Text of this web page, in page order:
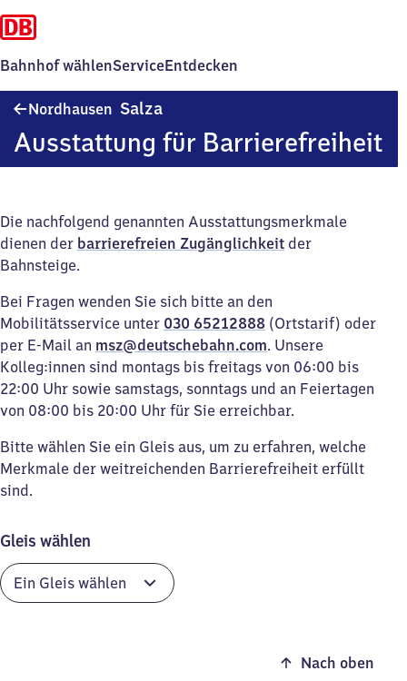
Bahnhof wählenServiceEntdecken
Nordhausen Salza
Ausstattung für Barrierefreiheit
Die nachfolgend genannten Ausstattungsmerkmale
dienen der barrierefreien Zugänglichkeit der
Bahnsteige.
Bei Fragen wenden Sie sich bitte an den
Mobilitätsservice unter 030 65212888 (Ortstarif) oder
per E-Mail an msz@deutschebahn.com. Unsere
Kolleg:innen sind montags bis freitags von 06:00 bis
22:00 Uhr sowie samstags, sonntags und an Feiertagen
von 08:00 bis 20:00 Uhr für Sie erreichbar.
Bitte wählen Sie ein Gleis aus, um zu erfahren, welche
Merkmale der weitreichenden Barrierefreiheit erfüllt
sind.
Gleis wählen
Nach oben